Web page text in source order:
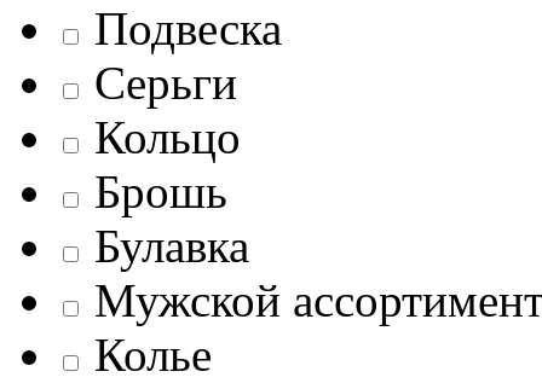
Подвеска
Серьги
Кольцо
Брошь
Булавка
Мужской
Колье